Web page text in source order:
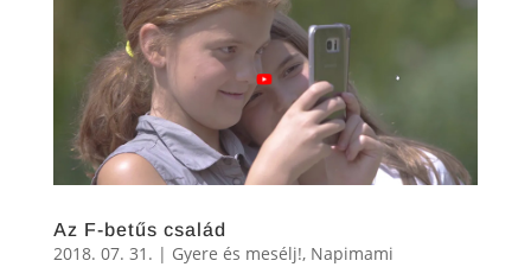
Az F-betűs család
2018. 07. 31. | Gyere és mesélj!, Napimami